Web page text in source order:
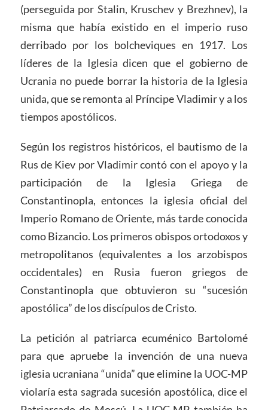
(perseguida por Stalin, Kruschev y Brezhnev), la
misma que había existido en el imperio ruso
derribado por los bolcheviques en 1917. Los
líderes de la Iglesia dicen que el gobierno de
Ucrania no puede borrar la historia de la Iglesia
unida, que se remonta al Príncipe Vladimir y a los
tiempos apostólicos.
Según los registros históricos, el bautismo de la
Rus de Kiev por Vladimir contó con el apoyo y la
participación de la Iglesia Griega de
Constantinopla, entonces la iglesia oficial del
Imperio Romano de Oriente, más tarde conocida
como Bizancio. Los primeros obispos ortodoxos y
metropolitanos (equivalentes a los arzobispos
occidentales) en Rusia fueron griegos de
Constantinopla que obtuvieron su “sucesión
apostólica” de los discípulos de Cristo.
La petición al patriarca ecuménico Bartolomé
para que apruebe la invención de una nueva
iglesia ucraniana “unida” que elimine la UOC-MP
violaría esta sagrada sucesión apostólica, dice el